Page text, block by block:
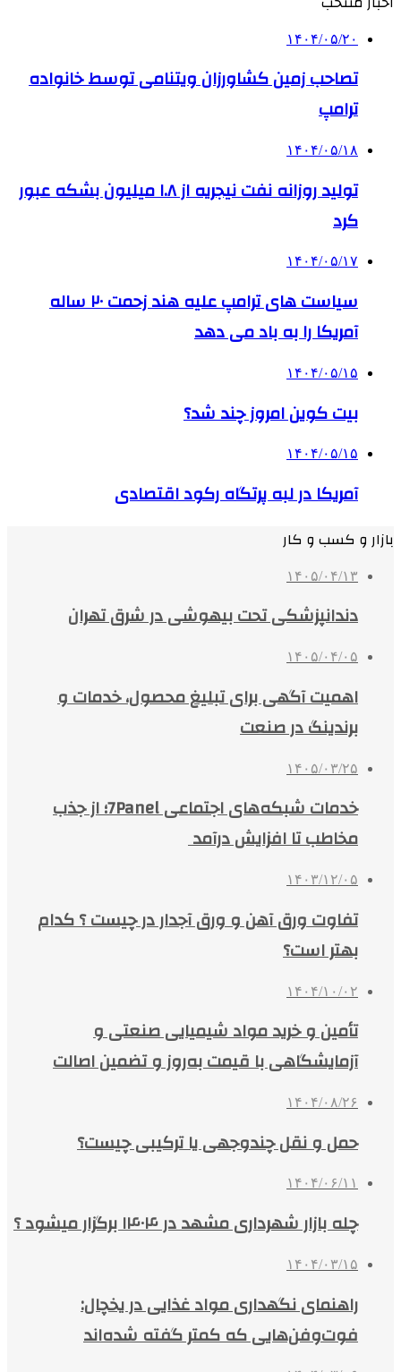
۱۴۰۴/۰۵/۲۰
تصاحب زمین کشاورزان ویتنامی توسط خانواده
ترامپ
۱۴۰۴/۰۵/۱۸
تولید روزانه نفت نیجریه از ۱.۸ میلیون بشکه عبور
کرد
۱۴۰۴/۰۵/۱۷
سیاست های ترامپ علیه هند زحمت ۲۰ ساله
آمریکا را به باد می دهد
۱۴۰۴/۰۵/۱۵
بیت کوین امروز چند شد؟
۱۴۰۴/۰۵/۱۵
آمریکا در لبه پرتگاه رکود اقتصادی
بازار و کسب و کار
۱۴۰۵/۰۴/۱۳
دندانپزشکی تحت بیهوشی در شرق تهران
۱۴۰۵/۰۴/۰۵
اهمیت آگهی برای تبلیغ محصول، خدمات و
برندینگ در صنعت
۱۴۰۵/۰۳/۲۵
خدمات شبکه‌های اجتماعی 7Panel؛ از جذب
مخاطب تا افزایش درآمد
۱۴۰۳/۱۲/۰۵
تفاوت ورق آهن و ورق آجدار در چیست ؟ کدام
بهتر است؟
۱۴۰۴/۱۰/۰۲
تأمین و خرید مواد شیمیایی صنعتی و
آزمایشگاهی با قیمت به‌روز و تضمین اصالت
۱۴۰۴/۰۸/۲۶
حمل و نقل چندوجهی یا ترکیبی چیست؟
۱۴۰۴/۰۶/۱۱
چله بازار شهرداری مشهد در ۱۴۰۴ برگزار میشود ؟
۱۴۰۴/۰۳/۱۵
راهنمای نگهداری مواد غذایی در یخچال:
فوت‌وفن‌هایی که کمتر گفته شده‌اند